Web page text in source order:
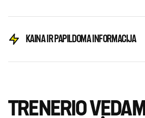
KAINA IR PAPILDOMA INFORMACIJA
TRENERIO